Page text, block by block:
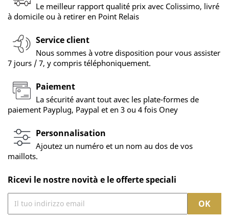
Le meilleur rapport qualité prix avec Colissimo, livré
à domicile ou à retirer en Point Relais
Service client
Nous sommes à votre disposition pour vous assister
7 jours / 7, y compris téléphoniquement.
Paiement
La sécurité avant tout avec les plate-formes de
paiement Payplug, Paypal et en 3 ou 4 fois Oney
Personnalisation
Ajoutez un numéro et un nom au dos de vos
maillots.
Ricevi le nostre novità e le offerte speciali